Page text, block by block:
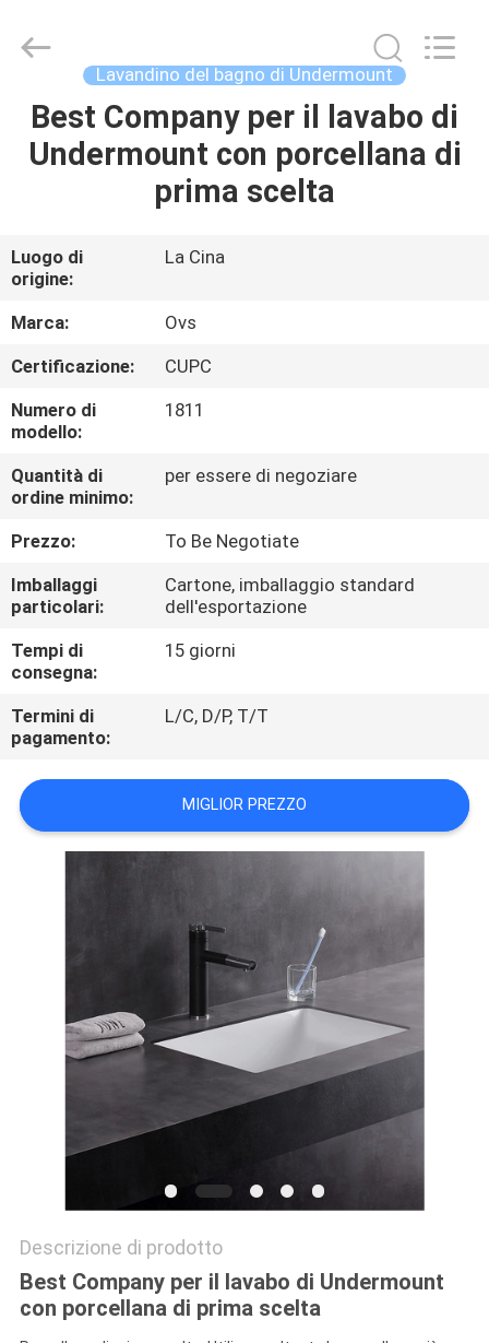
CASA
CIRCA
NOI
GIRO
DELLA
FABBRICA
CONTROLLO
DI
QUALITÀ
CONTATTICI
NOTIZIE
CASI
fornitore.
Copyright
bathroomstoilet.com.
Rights
Lavandino del bagno di Undermount
Best Company per il lavabo di
Undermount con porcellana di
prima scelta
Luogo di
origine:
La Cina
Marca:
Ovs
Certificazione:
CUPC
Numero di
modello:
1811
Quantità di
ordine minimo:
per essere di negoziare
Prezzo:
To Be Negotiate
Imballaggi
particolari:
Cartone, imballaggio standard
dell'esportazione
Tempi di
consegna:
15 giorni
Termini di
pagamento:
L/C, D/P, T/T
MIGLIOR PREZZO
Descrizione di prodotto
Best Company per il lavabo di Undermount
con porcellana di prima scelta